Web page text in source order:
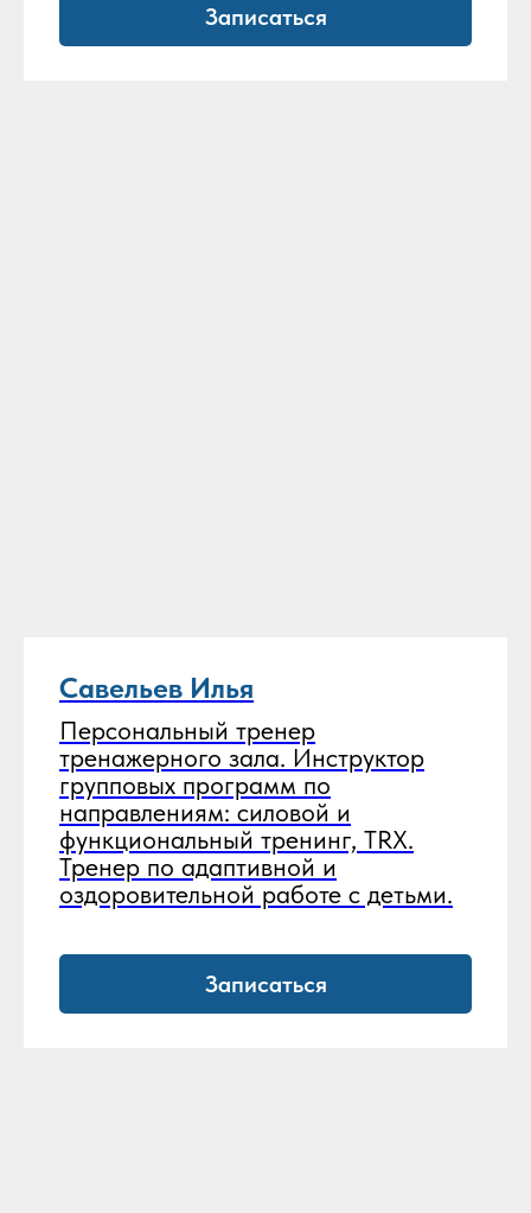
Записаться
Савельев Илья
Персональный тренер
тренажерного зала. Инструктор
групповых программ по
направлениям: силовой и
функциональный тренинг, TRX.
Тренер по адаптивной и
оздоровительной работе с детьми.
Записаться